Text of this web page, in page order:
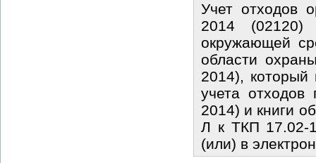
Учет отходов
2014 (02120)
окружающей
области
2014), который
учета
2014) и книги
Л к ТКП 17.02-
(или) в